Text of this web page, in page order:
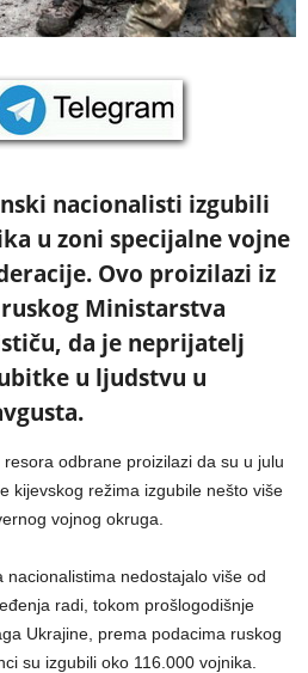
nacionalisti izgubili
u zoni specijalne vojne
Ovo proizilazi iz
Ministarstva
da je neprijatelj
u ljudstvu u
odbrane proizilazi da su u julu
kijevskog režima izgubile nešto više
vojnog okruga.
nacionalistima nedostajalo više od
radi, tokom prošlogodišnje
Ukrajine, prema podacima ruskog
su izgubili oko 116.000 vojnika.